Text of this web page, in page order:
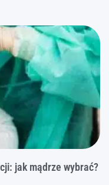
jak mądrze wybrać?